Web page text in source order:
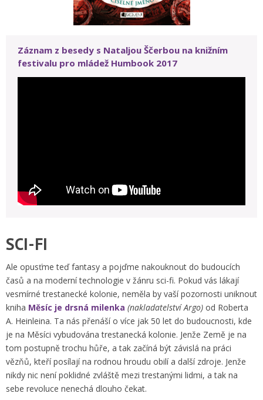
Záznam z besedy s Nataljou Ščerbou na knižním
festivalu pro mládež Humbook 2017
SCI-FI
Ale opusťme teď fantasy a pojďme nakouknout do budoucích
časů a na moderní technologie v žánru sci-fi. Pokud vás lákají
vesmírné trestanecké kolonie, neměla by vaší pozornosti uniknout
kniha Měsíc je drsná milenka (nakladatelství Argo) od Roberta
A. Heinleina. Ta nás přenáší o více jak 50 let do budoucnosti, kde
je na Měsíci vybudována trestanecká kolonie. Jenže Země je na
tom postupně trochu hůře, a tak začíná být závislá na práci
vězňů, kteří posílají na rodnou hroudu obilí a další zdroje. Jenže
nikdy nic není poklidné zvláště mezi trestanými lidmi, a tak na
sebe revoluce nenechá dlouho čekat.